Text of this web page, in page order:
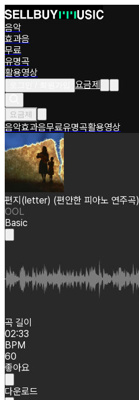
음악
효과음
무료
유명곡
활용영상
요금제
요금제
음악효과음무료유명곡활용영상
편지(letter) (편안한 피아노 연주곡)
OOL
Basic
곡 길이
02:33
BPM
60
좋아요
다운로드